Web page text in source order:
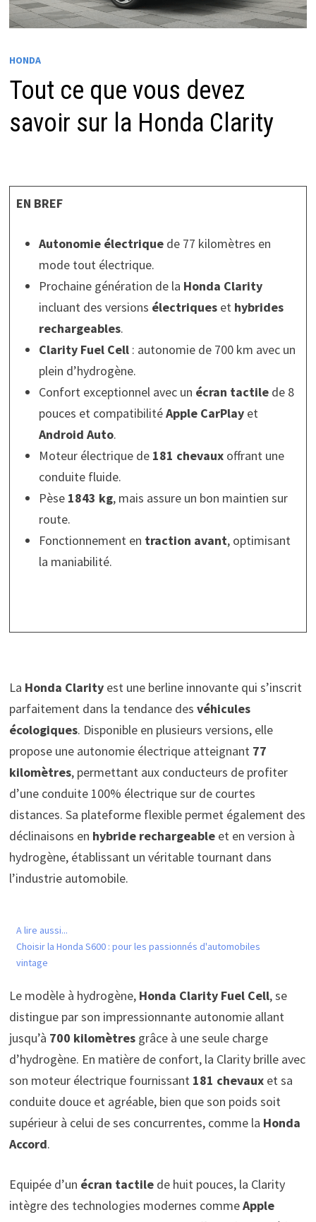
HONDA
Tout ce que vous devez
savoir sur la Honda Clarity
EN BREF
Autonomie électriquede 77 kilomètres en
mode tout électrique.
Prochaine génération de la Honda Clarity
incluant des versions électriqueset hybrides
rechargeables.
Clarity Fuel Cell: autonomie de 700 km avec un
plein d’hydrogène.
Confort exceptionnel avec un écran tactilede 8
pouces et compatibilitéApple CarPlayet
Android Auto.
Moteur électrique de 181 chevauxoffrant une
conduite fluide.
Pèse 1843 kg, mais assure un bon maintien sur
route.
Fonctionnement en traction avant, optimisant
la maniabilité.
La Honda Clarityest une berline innovante qui s’inscrit
parfaitement dans la tendance des véhicules
écologiques. Disponible en plusieurs versions, elle
propose une autonomie électrique atteignant 77
kilomètres, permettant aux conducteurs de profiter
d’une conduite 100% électrique sur de courtes
distances. Sa plateforme flexible permet également des
déclinaisons en hybride rechargeableet en version à
hydrogène, établissant un véritable tournant dans
l’industrie automobile.
A lire aussi...
Choisir la Honda S600 : pour les passionnés d'automobiles
vintage
Le modèle à hydrogène, Honda Clarity Fuel Cell, se
distingue par son impressionnante autonomie allant
jusqu’à 700 kilomètresgrâce à une seule charge
d’hydrogène. En matière de confort, la Clarity brille avec
son moteur électrique fournissant 181 chevauxet sa
conduite douce et agréable, bien que son poids soit
supérieur à celui de ses concurrentes, comme la Honda
Accord.
Equipée d’un écran tactilede huit pouces, la Clarity
intègre des technologies modernes commeApple